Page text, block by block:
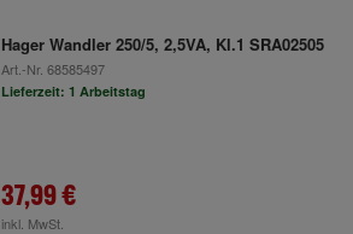
Hager Wandler 250/5, 2,5VA, Kl.1 SRA02505
Art.-Nr. 68585497
Lieferzeit: 1 Arbeitstag
37,99 €
inkl. MwSt.